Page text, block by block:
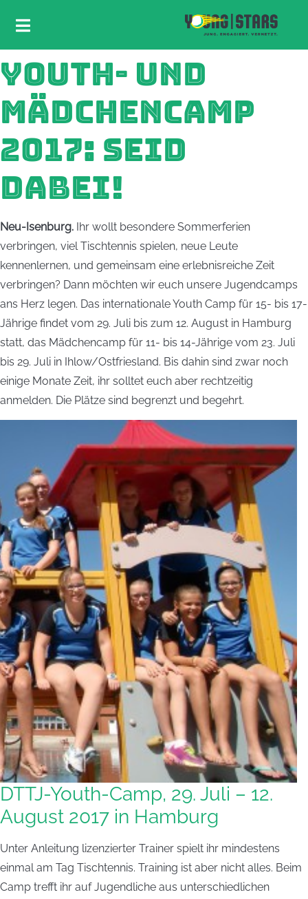
YOUTH- UND
MÄDCHENCAMP
2017: SEID
DABEI!
Neu-Isenburg. Ihr wollt besondere Sommerferien
verbringen, viel Tischtennis spielen, neue Leute
kennenlernen, und gemeinsam eine erlebnisreiche Zeit
verbringen? Dann möchten wir euch unsere Jugendcamps
ans Herz legen. Das internationale Youth Camp für 15- bis 17-
Jährige findet vom 29. Juli bis zum 12. August in Hamburg
statt, das Mädchencamp für 11- bis 14-Jährige vom 23. Juli
bis 29. Juli in Ihlow/Ostfriesland. Bis dahin sind zwar noch
einige Monate Zeit, ihr solltet euch aber rechtzeitig
anmelden. Die Plätze sind begrenzt und begehrt.
DTTJ-Youth-Camp, 29. Juli – 12.
August 2017 in Hamburg
Unter Anleitung lizenzierter Trainer spielt ihr mindestens
einmal am Tag Tischtennis. Training ist aber nicht alles. Beim
Camp trefft ihr auf Jugendliche aus unterschiedlichen